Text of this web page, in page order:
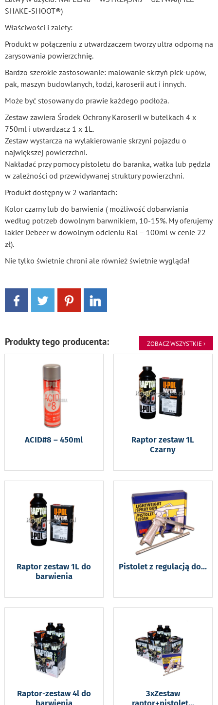
SHAKE-SHOOT®)
Właściwości i zalety:
Produkt w połączeniu z utwardzaczem tworzy ultra odporną na
zarysowania powierzchnię.
Bardzo szerokie zastosowanie: malowanie skrzyń pick-upów,
pak, maszyn budowlanych, łodzi, karoserii aut i innych.
Może być stosowany do prawie każdego podłoża.
Zestaw zawiera Środek Ochrony Karoserii w butelkach 4 x
750ml i utwardzacz 1 x 1L.
Zestaw wystarcza na wylakierowanie skrzyni pojazdu o
największej powierzchni.
Nakładać przy pomocy pistoletu do baranka, wałka lub pędzla
w zależności od przewidywanej struktury powierzchni.
Produkt dostępny w 2 wariantach:
Kolor czarny lub do barwienia ( możliwość dobarwiania
według potrzeb dowolnym barwnikiem, 10-15%. My oferujemy
lakier Debeer w dowolnym odcieniu Ral – 100ml w cenie 22
zł).
Nie tylko świetnie chroni ale również świetnie wygląda!
Produkty tego producenta: ZOBACZ WSZYSTKIE ›
ACID#8 – 450ml
Raptor zestaw 1L
Czarny
Raptor zestaw 1L do
barwienia
Pistolet z regulacją do...
Raptor-zestaw 4l do
barwienia
3xZestaw
raptor+pistolet...